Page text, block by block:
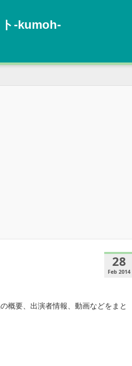
‐kumoh‐
28
Feb 2014
概要、出演者情報、動画などをまと